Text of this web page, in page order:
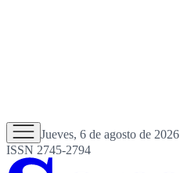
Jueves, 6 de agosto de 2026
ISSN 2745-2794